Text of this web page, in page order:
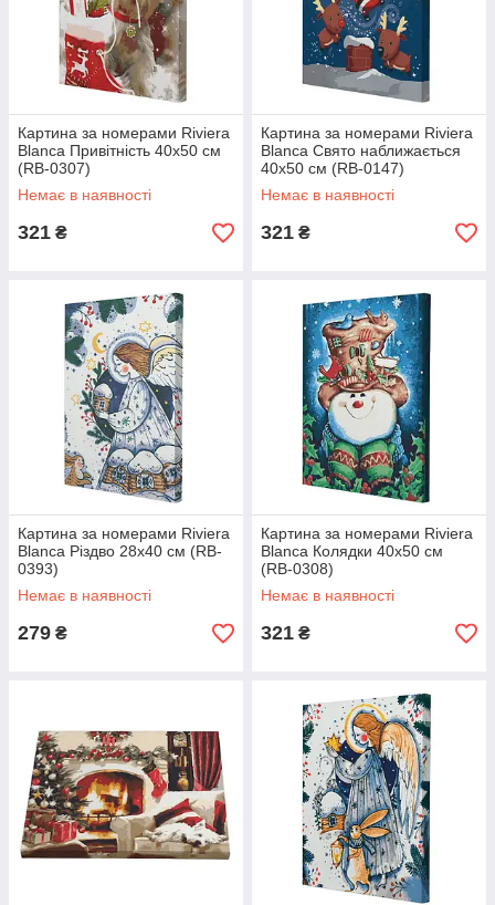
Картина за номерами Riviera
Blanca Привітність 40x50 см
(RB-0307)
Немає в наявності
321 ₴
Картина за номерами Riviera
Blanca Свято наближається
40x50 см (RB-0147)
Немає в наявності
321 ₴
Картина за номерами Riviera
Blanca Різдво 28x40 см (RB-
0393)
Немає в наявності
279 ₴
Картина за номерами Riviera
Blanca Колядки 40x50 см
(RB-0308)
Немає в наявності
321 ₴